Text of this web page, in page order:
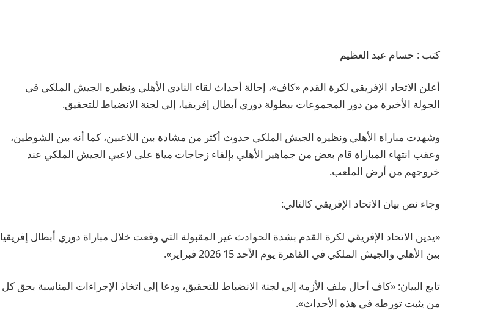
كتب : حسام عبد العظيم
أعلن الاتحاد الإفريقي لكرة القدم «كاف»، إحالة أحداث لقاء النادي الأهلي ونظيره الجيش الملكي في
الجولة الأخيرة من دور المجموعات ببطولة دوري أبطال إفريقيا، إلى لجنة الانضباط للتحقيق.
وشهدت مباراة الأهلي ونظيره الجيش الملكي حدوث أكثر من مشادة بين اللاعبين، كما أنه بين الشوطين،
وعقب انتهاء المباراة قام بعض من جماهير الأهلي بإلقاء زجاجات مياة على لاعبي الجيش الملكي عند
خروجهم من أرض الملعب.
وجاء نص بيان الاتحاد الإفريقي كالتالي:
«يدين الاتحاد الإفريقي لكرة القدم بشدة الحوادث غير المقبولة التي وقعت خلال مباراة دوري أبطال إفريقيا
بين الأهلي والجيش الملكي في القاهرة يوم الأحد 15 2026 فبراير».
تابع البيان: «كاف أحال ملف الأزمة إلى لجنة الانضباط للتحقيق، ودعا إلى اتخاذ الإجراءات المناسبة بحق كل
من يثبت تورطه في هذه الأحداث».